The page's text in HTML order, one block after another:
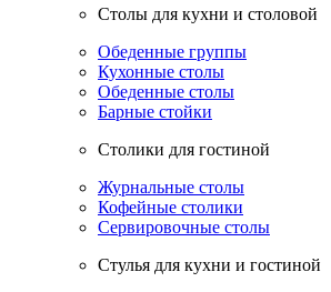
Столы для кухни и столовой
Обеденные группы
Кухонные столы
Обеденные столы
Барные стойки
Столики для гостиной
Журнальные столы
Кофейные столики
Сервировочные столы
Стулья для кухни и гостиной